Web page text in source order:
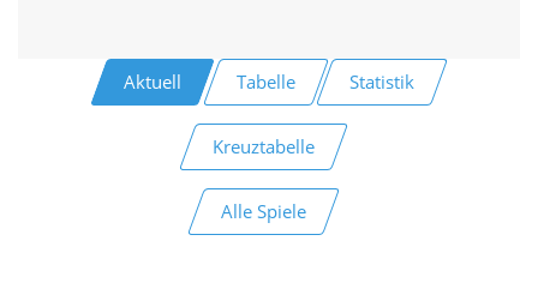
Aktuell Tabelle Statistik
Kreuztabelle
Alle Spiele